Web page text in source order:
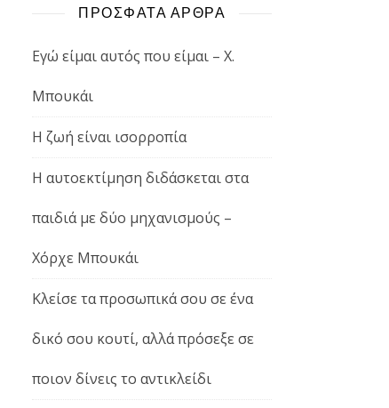
ΠΡΟΣΦΑΤΑ ΑΡΘΡΑ
Εγώ είμαι αυτός που είμαι – Χ.
Μπουκάι
Η ζωή είναι ισορροπία
Η αυτοεκτίμηση διδάσκεται στα
παιδιά με δύο μηχανισμούς –
Χόρχε Μπουκάι
Κλείσε τα προσωπικά σου σε ένα
δικό σου κουτί, αλλά πρόσεξε σε
ποιον δίνεις το αντικλείδι